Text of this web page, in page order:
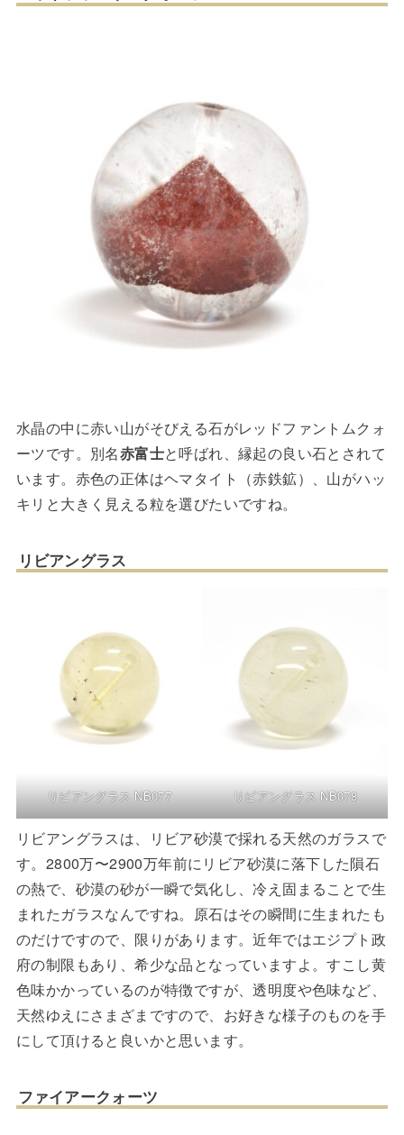
水晶の中に赤い山がそびえる石がレッドファントムクォ
ーツです。別名赤富士と呼ばれ、縁起の良い石とされて
います。赤色の正体はヘマタイト（赤鉄鉱）、山がハッ
キリと大きく見える粒を選びたいですね。
リビアングラス
リビアングラス NB077 リビアングラス NB078
リビアングラスは、リビア砂漠で採れる天然のガラスで
す。2800万〜2900万年前にリビア砂漠に落下した隕石
の熱で、砂漠の砂が一瞬で気化し、冷え固まることで生
まれたガラスなんですね。原石はその瞬間に生まれたも
のだけですので、限りがあります。近年ではエジプト政
府の制限もあり、希少な品となっていますよ。すこし黄
色味かかっているのが特徴ですが、透明度や色味など、
天然ゆえにさまざまですので、お好きな様子のものを手
にして頂けると良いかと思います。
ファイアークォーツ